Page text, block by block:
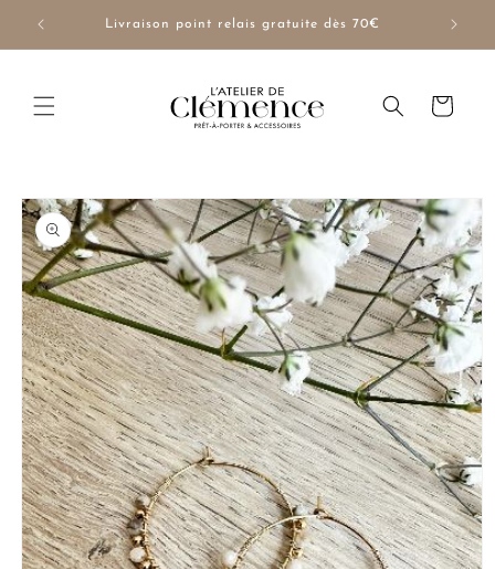
passer
Livraison point relais gratuite dès 70€
Panier
Passer aux
informations
produits